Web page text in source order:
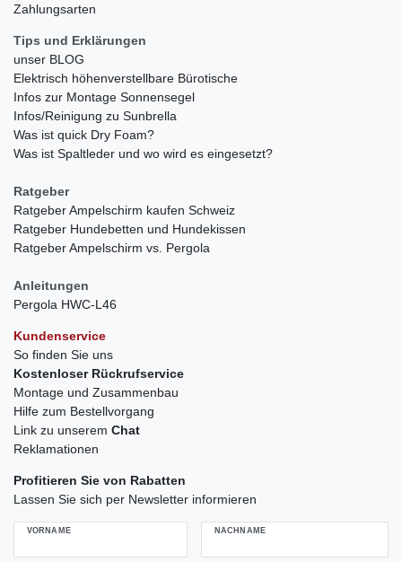
Zahlungsarten
Tips und Erklärungen
unser BLOG
Elektrisch höhenverstellbare Bürotische
Infos zur Montage Sonnensegel
Infos/Reinigung zu Sunbrella
Was ist quick Dry Foam?
Was ist Spaltleder und wo wird es eingesetzt?
Ratgeber
Ratgeber Ampelschirm kaufen Schweiz
Ratgeber Hundebetten und Hundekissen
Ratgeber Ampelschirm vs. Pergola
Anleitungen
Pergola HWC-L46
Kundenservice
So finden Sie uns
Kostenloser Rückrufservice
Montage und Zusammenbau
Hilfe zum Bestellvorgang
Link zu unserem Chat
Reklamationen
Profitieren Sie von Rabatten
Lassen Sie sich per Newsletter informieren
VORNAME NACHNAME